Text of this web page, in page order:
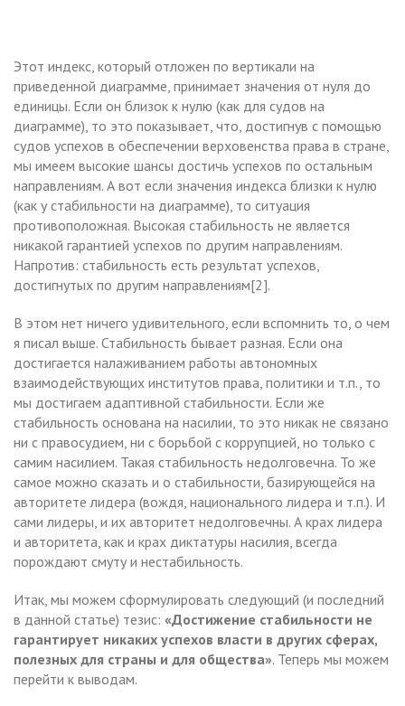
Этот индекс, который отложен по вертикали на
приведенной диаграмме, принимает значения от нуля до
единицы. Если он близок к нулю (как для судов на
диаграмме) , то это показывает, что, достигнув с помощью
судов успехов в обеспечении верховенства права в стране,
мы имеем высокие шансы достичь успехов по остальным
направлениям. А вот если значения индекса близки к нулю
(как у стабильности на диаграмме), то ситуация
противоположная. Высокая стабильность не является
никакой гарантией успехов по другим направлениям.
Напротив: стабильность есть результат успехов,
достигнутых по другим направлениям[2].
В этом нет ничего удивительного, если вспомнить то, о чем
я писал выше. Стабильность бывает разная. Если она
достигается налаживанием работы автономных
взаимодействующих институтов права, политики и т.п., то
мы достигаем адаптивной стабильности. Если же
стабильность основана на насилии, то это никак не связано
ни с правосудием, ни с борьбой с коррупцией, но только с
самим насилием. Такая стабильность недолговечна. То же
самое можно сказать и о стабильности, базирующейся на
авторитете лидера (вождя, национального лидера и т.п.). И
сами лидеры, и их авторитет недолговечны. А крах лидера
и авторитета, как и крах диктатуры насилия, всегда
порождают смуту и нестабильность.
Итак, мы можем сформулировать следующий (и последний
в данной статье) тезис: «Достижение стабильности не
гарантирует никаких успехов власти в других сферах,
полезных для страны и для общества». Теперь мы можем
перейти к выводам.